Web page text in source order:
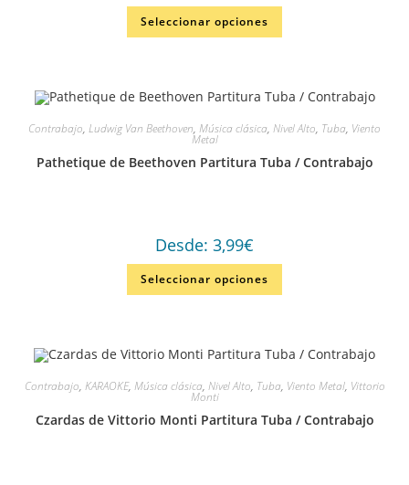
Seleccionar opciones
Contrabajo, Ludwig Van Beethoven, Música clásica, Nivel Alto, Tuba, Viento
Metal
Pathetique de Beethoven Partitura Tuba / Contrabajo
Desde: 3,99€
Seleccionar opciones
Contrabajo, KARAOKE, Música clásica, Nivel Alto, Tuba, Viento Metal, Vittorio
Monti
Czardas de Vittorio Monti Partitura Tuba / Contrabajo